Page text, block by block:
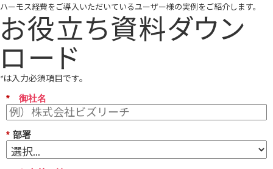
ハーモス経費をご導入いただいているユーザー様の実例をご紹介します。
お役立ち資料ダウン
ロード
*は入力必須項目です。
*
御社名
* 部署